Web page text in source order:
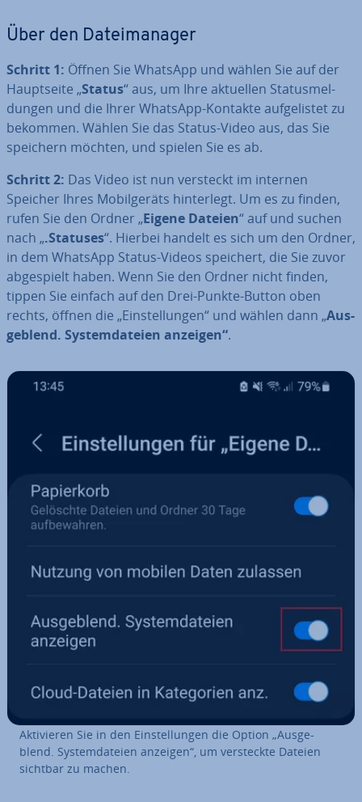
Über den Da­tei­ma­na­ger
Schritt 1: Öffnen Sie WhatsApp und wählen Sie auf der
Haupt­sei­te „Status“ aus, um Ihre aktuellen Sta­tus­mel­
dun­gen und die Ihrer WhatsApp-Kontakte auf­ge­lis­tet zu
bekommen. Wählen Sie das Status-Video aus, das Sie
speichern möchten, und spielen Sie es ab.
Schritt 2: Das Video ist nun versteckt im internen
Speicher Ihres Mo­bil­ge­räts hin­ter­legt. Um es zu finden,
rufen Sie den Ordner „Eigene Dateien“ auf und suchen
nach „.Statuses“. Hierbei handelt es sich um den Ordner,
in dem WhatsApp Status-Videos speichert, die Sie zuvor
ab­ge­spielt haben. Wenn Sie den Ordner nicht finden,
tippen Sie einfach auf den Drei-Punkte-Button oben
rechts, öffnen die „Ein­stel­lun­gen“ und wählen dann „Aus­
ge­blend. Sys­tem­da­tei­en anzeigen“.
Ak­ti­vie­ren Sie in den Ein­stel­lun­gen die Option „Aus­ge­
blend. Sys­tem­da­tei­en anzeigen“, um ver­steck­te Dateien
sichtbar zu machen.